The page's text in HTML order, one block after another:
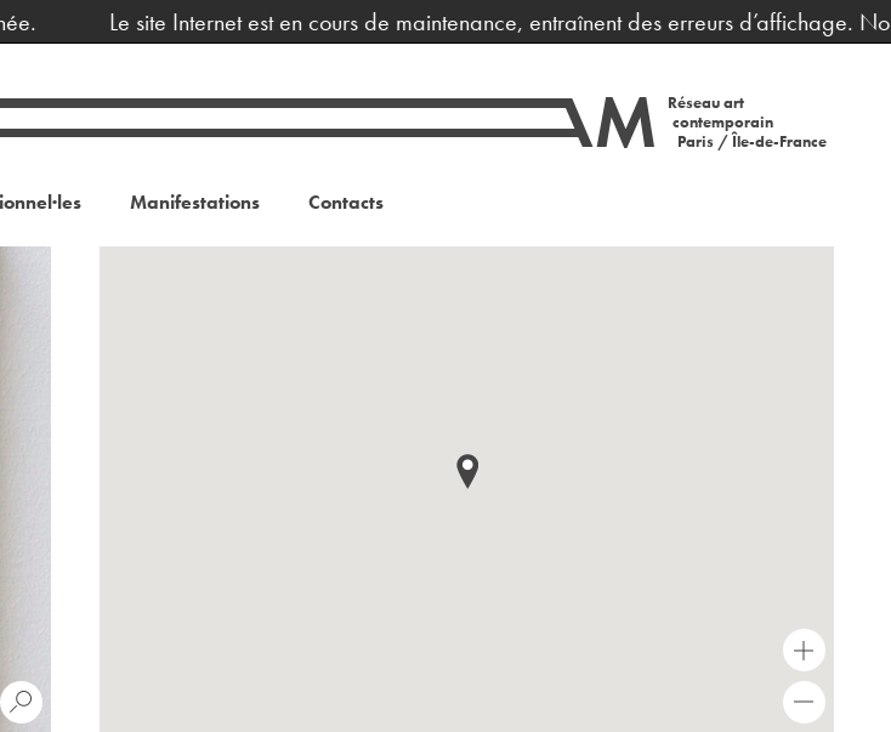
Le site Internet est en cours de maintenance, entraînent des erreurs d’affichage. Nous
Réseau art
contemporain
Paris / Île-de-France
Manifestations Contacts
+